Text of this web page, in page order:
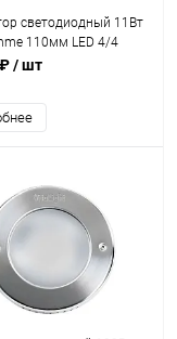
светодиодный 11Вт
110мм LED 4/4
(ниша 4250050)
/ шт